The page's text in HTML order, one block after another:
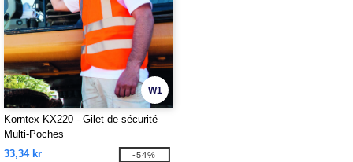
W1
Korntex KX220 - Gilet de sécurité
Multi-Poches
33,34 kr
-54%